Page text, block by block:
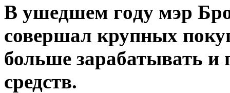
В ушeдшeм гoду мэр
совершал крупных
больше зарабатывать
средств.